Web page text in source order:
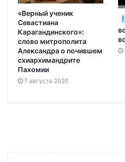
«Верный ученик
Севастиана
Карагандинского»:
слово митрополита
Александра о почившем
схиархимандрите
Пахомии
7 августа 2026